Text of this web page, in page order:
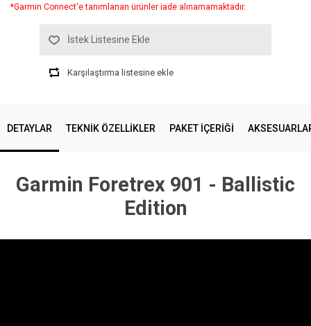
*Garmin Connect'e tanımlanan ürünler iade alınamamaktadır.
İstek Listesine Ekle
Karşılaştırma listesine ekle
DETAYLAR TEKNIK ÖZELLIKLER PAKET İÇERİĞİ
Garmin Foretrex 901 - Ballistic
Edition